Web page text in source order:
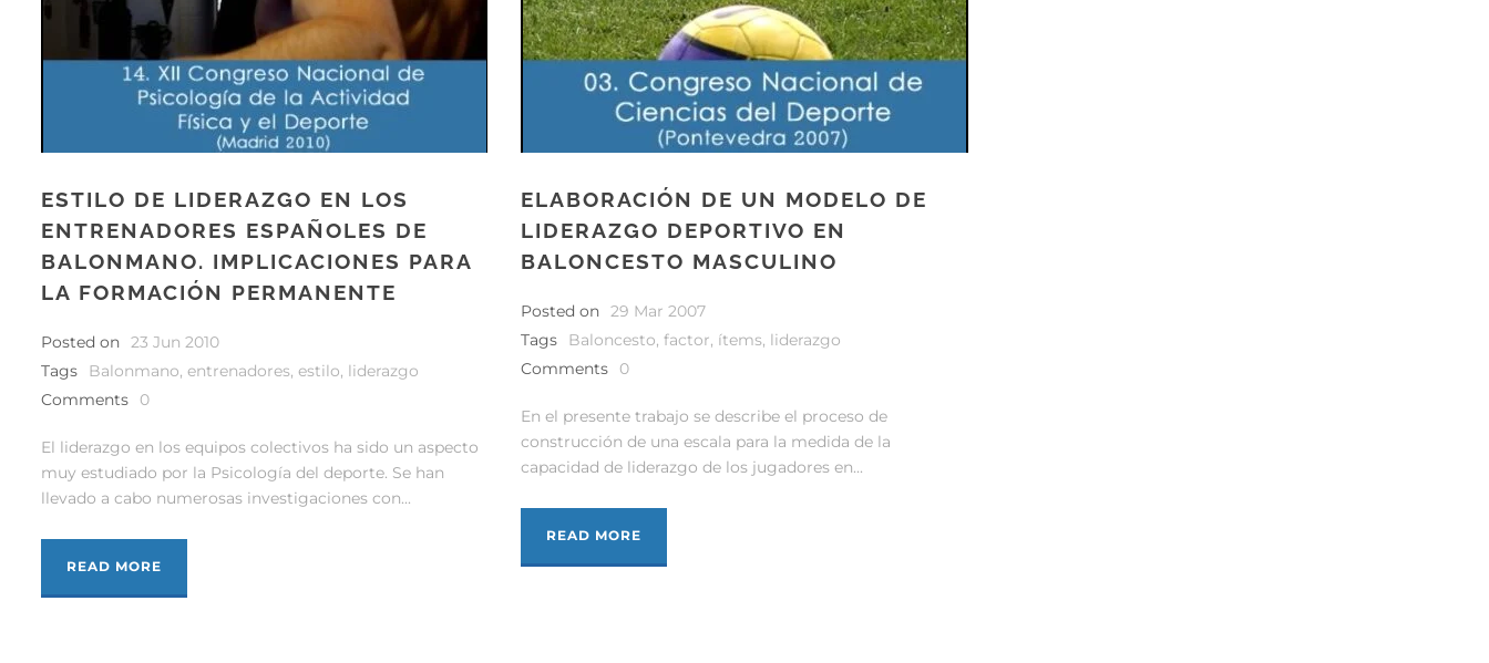
ESTILO DE LIDERAZGO EN LOS
ENTRENADORES ESPAÑOLES DE
BALONMANO. IMPLICACIONES PARA
LA FORMACIÓN PERMANENTE
Posted on 23 Jun 2010
Tags
Balonmano, entrenadores, estilo, liderazgo
Comments
0
El liderazgo en los equipos colectivos ha sido un aspecto
muy estudiado por la Psicología del deporte. Se han
llevado a cabo numerosas investigaciones con...
READ MORE
ELABORACIÓN DE UN MODELO DE
LIDERAZGO DEPORTIVO EN
BALONCESTO MASCULINO
Posted on 29 Mar 2007
Tags
Baloncesto, factor, ítems, liderazgo
Comments
0
En el presente trabajo se describe el proceso de
construcción de una escala para la medida de la
capacidad de liderazgo de los jugadores en...
READ MORE